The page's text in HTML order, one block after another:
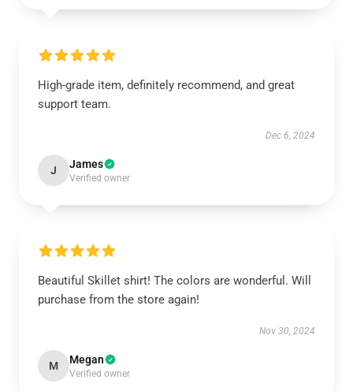
High-grade item, definitely recommend, and great
support team.
Dec 6, 2024
J James
Verified owner
Beautiful Skillet shirt! The colors are wonderful. Will
purchase from the store again!
Nov 30, 2024
M Megan
Verified owner